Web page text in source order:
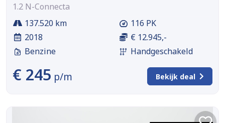
1.2 N-Connecta
137.520 km
2018
Benzine
116 PK
€ 12.945,-
Handgeschakeld
€ 245 p/m Bekijk deal